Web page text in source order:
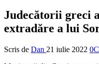
Judecătorii greci
extradăre a lui
Scris de Dan 21 iulie 2022